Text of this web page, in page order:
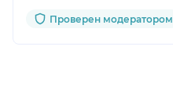
Проверен модератором